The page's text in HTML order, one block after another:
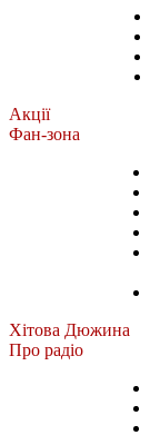
Акції
Фан-зона
Хітова Дюжина
Про радіо